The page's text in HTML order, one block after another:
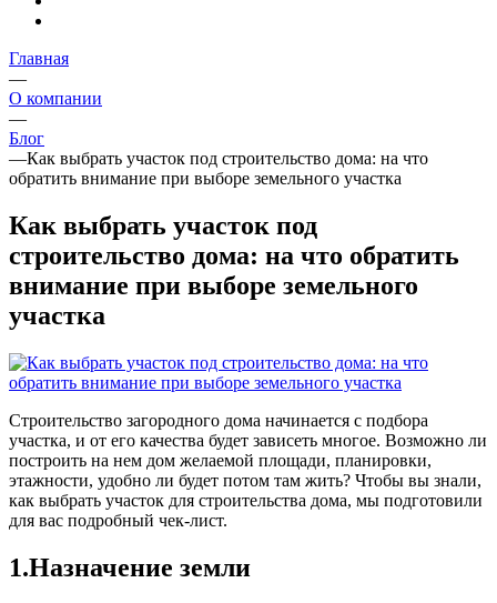
Главная
—
О компании
—
Блог
—Как выбрать участок под строительство дома: на что
обратить внимание при выборе земельного участка
Как выбрать участок под
строительство дома: на что обратить
внимание при выборе земельного
участка
Строительство загородного дома начинается с подбора
участка, и от его качества будет зависеть многое. Возможно ли
построить на нем дом желаемой площади, планировки,
этажности, удобно ли будет потом там жить? Чтобы вы знали,
как выбрать участок для строительства дома, мы подготовили
для вас подробный чек-лист.
1.Назначение земли